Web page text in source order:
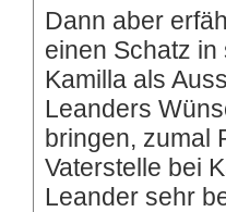
Dann aber
einen Schatz
Kamilla als
Leanders
bringen, zumal
Vaterstelle bei
Leander sehr